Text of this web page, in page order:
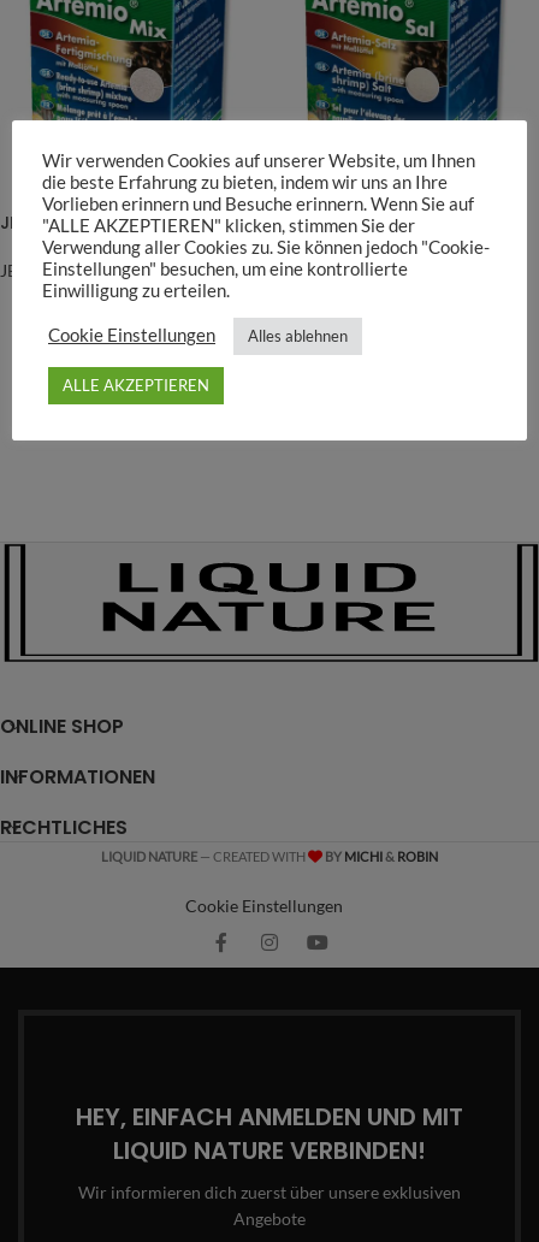
AUSVERKAUFT
JBL ArtemioMix
JBL
7,90€
AUSVERKAUFT
JBL ArtemioSal
JBL
ONLINE SHOP
INFORMATIONEN
RECHTLICHES
LIQUID NATURE — CREATED WITH BY MICHI& ROBIN
Cookie Einstellungen
HEY, EINFACH ANMELDEN UND MIT
LIQUID NATURE VERBINDEN!
Wir informieren dich zuerst über unsere exklusiven
Angebote
Wir verwenden Cookies auf unserer Website, um Ihnen
die beste Erfahrung zu bieten, indem wir uns an Ihre
Vorlieben erinnern und Besuche erinnern. Wenn Sie auf
"ALLE AKZEPTIEREN" klicken, stimmen Sie der
Verwendung aller Cookies zu. Sie können jedoch "Cookie-
Einstellungen" besuchen, um eine kontrollierte
Einwilligung zu erteilen.
Cookie Einstellungen Alles ablehnen
ALLE AKZEPTIEREN